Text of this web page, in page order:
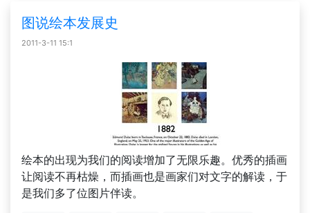
图说绘本发展史
2011-3-11 15:1
绘本的出现为我们的阅读增加了无限乐趣。优秀的插画
让阅读不再枯燥，而插画也是画家们对文字的解读，于
是我们多了位图片伴读。